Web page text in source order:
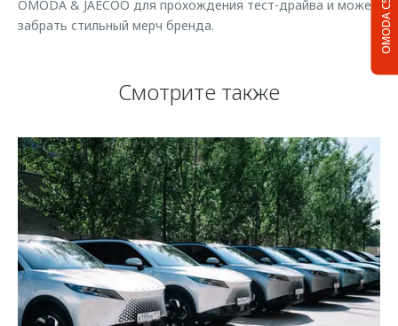
OMODA C5
OMODA & JAECOO для прохождения тест-драйва и может
забрать стильный мерч бренда.
Смотрите также